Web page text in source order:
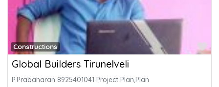
Constructions
Global Builders Tirunelveli
P.Prabaharan 8925401041 Project Plan,Plan